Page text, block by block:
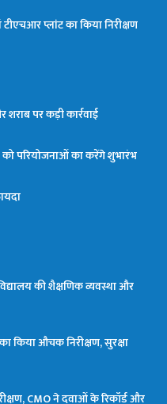
प्लांट का किया निरीक्षण
शराब पर कड़ी कार्रवाई
को परियोजनाओं का करेंगे शुभारंभ
की शैक्षणिक व्यवस्था और
किया औचक निरीक्षण, सुरक्षा
CMO ने दवाओं के रिकॉर्ड और